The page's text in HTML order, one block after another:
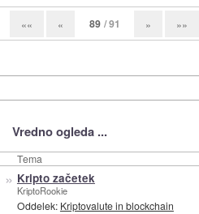
«« « 89 / 91 » »»
Vredno ogleda ...
Tema
» Kripto začetek
KriptoRookie
Oddelek: Kriptovalute in blockchain